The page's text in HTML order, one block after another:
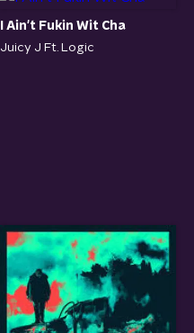
I Ain't Fukin Wit Cha
Juicy J Ft. Logic